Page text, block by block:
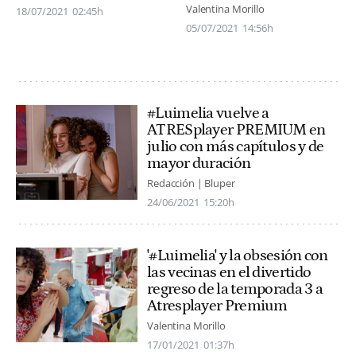
18/07/2021 02:45h
Valentina Morillo
05/07/2021 14:56h
#Luimelia vuelve a
ATRESplayer PREMIUM en
julio con más capítulos y de
mayor duración
Redacción | Bluper
24/06/2021 15:20h
'#Luimelia' y la obsesión con
las vecinas en el divertido
regreso de la temporada 3 a
Atresplayer Premium
Valentina Morillo
17/01/2021 01:37h